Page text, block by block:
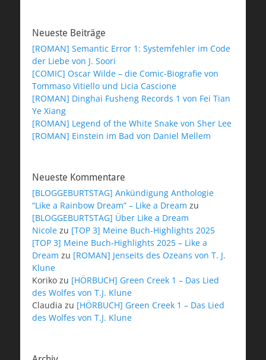
Neueste Beiträge
[ROMAN] Semantic Error 1: Systemfehler im Code
der Liebe von J. Soori
[COMIC] Oscar Wilde – die Comic-Biografie von
Tommaso Vitiello und Licia Cascione
[ROMAN] Dinghai Fusheng Records 1 von Fei Tian
Ye Xiang
[ROMAN] Legend of the White Snake von Sher Lee
[ROMAN] Einstein im Bad von Daniel Mellem
Neueste Kommentare
[BLOGGEBURTSTAG] Ankündigung Anthologie
“Like a Rainbow Dream” – Like a Dream zu
[BLOGGEBURTSTAG] Über Like a Dream
Nicole zu [TOP 3] Meine Buch-Highlights 2025
[TOP 3] Meine Buch-Highlights 2025 – Like a
Dream zu [ROMAN] Jenseits des Ozeans von T. J.
Klune
Koriko zu [HÖRBUCH] Green Creek 1 – Das Lied
des Wolfes von T.J. Klune
Claudia zu [HÖRBUCH] Green Creek 1 – Das Lied
des Wolfes von T.J. Klune